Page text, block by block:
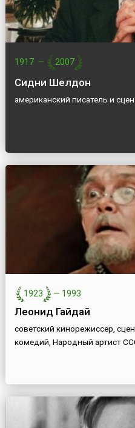
1917 — 2007
Сидни Шелдон
американский писатель и
1923 — 1993
Леонид Гайдай
советский кинорежиссер,
комедий, Народный артист